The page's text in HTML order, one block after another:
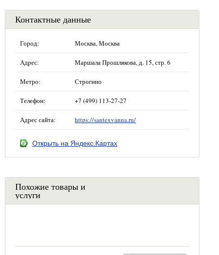
Контактные данные
Город: Москва, Москва
Адрес: Маршала Прошлякова, д. 15, стр. 6
Метро: Строгино
Телефон: +7 (499) 113-27-27
Адрес сайта: https://santexvanna.ru/
Открыть на Яндекс.Картах
Похожие товары и
услуги